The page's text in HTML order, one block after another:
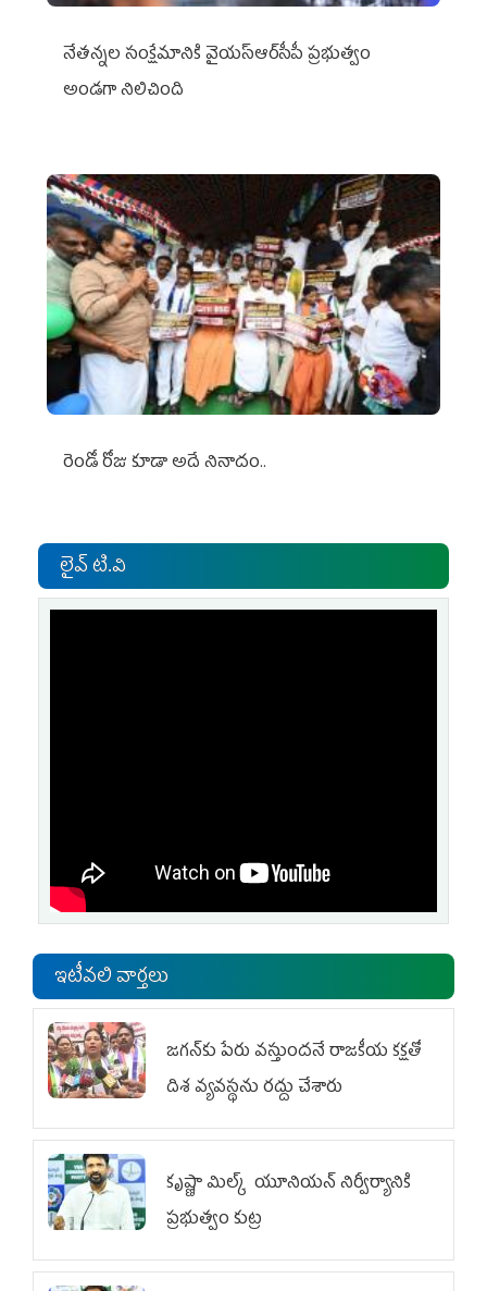
నేతన్నల సంక్షేమానికి వైయ‌స్ఆర్‌సీపీ ప్రభుత్వం
అండగా నిలిచింది
రెండో రోజు కూడా అదే నినాదం..
లైవ్ టి.వి
ఇటీవలి వార్తలు
జగన్‌కు పేరు వస్తుందనే రాజకీయ కక్షతో
దిశ వ్య‌వ‌స్థ‌ను రద్దు చేశారు
కృష్ణా మిల్క్‌ యూనియన్‌ నిర్వీర్యానికి
ప్రభుత్వం కుట్ర